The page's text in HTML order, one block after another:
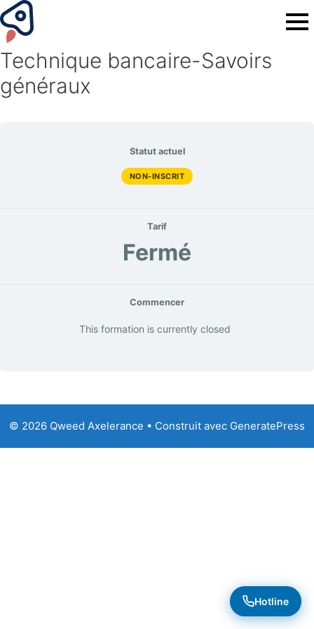
Technique bancaire-Savoirs
généraux
Statut actuel
NON-INSCRIT
Tarif
Fermé
Commencer
This formation is currently closed
© 2026 Qweed Axelerance • Construit avec GeneratePress
Hotline